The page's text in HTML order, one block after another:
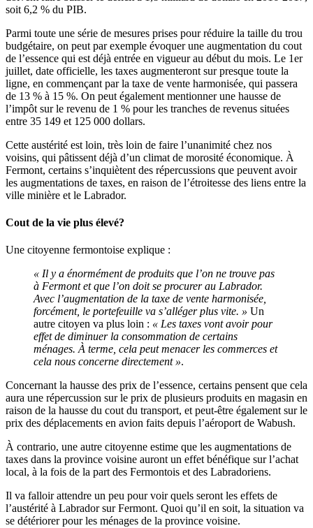
soit 6,2 % du PIB.
Parmi toute une série de mesures prises pour réduire la taille du trou
budgétaire, on peut par exemple évoquer une augmentation du cout
de l’essence qui est déjà entrée en vigueur au début du mois. Le 1er
juillet, date officielle, les taxes augmenteront sur presque toute la
ligne, en commençant par la taxe de vente harmonisée, qui passera
de 13 % à 15 %. On peut également mentionner une hausse de
l’impôt sur le revenu de 1 % pour les tranches de revenus situées
entre 35 149 et 125 000 dollars.
Cette austérité est loin, très loin de faire l’unanimité chez nos
voisins, qui pâtissent déjà d’un climat de morosité économique. À
Fermont, certains s’inquiètent des répercussions que peuvent avoir
les augmentations de taxes, en raison de l’étroitesse des liens entre la
ville minière et le Labrador.
Cout de la vie plus élevé?
Une citoyenne fermontoise explique :
« Il y a énormément de produits que l’on ne trouve pas
à Fermont et que l’on doit se procurer au Labrador.
Avec l’augmentation de la taxe de vente harmonisée,
forcément, le portefeuille va s’alléger plus vite. » Un
autre citoyen va plus loin : « Les taxes vont avoir pour
effet de diminuer la consommation de certains
ménages. À terme, cela peut menacer les commerces et
cela nous concerne directement ».
Concernant la hausse des prix de l’essence, certains pensent que cela
aura une répercussion sur le prix de plusieurs produits en magasin en
raison de la hausse du cout du transport, et peut-être également sur le
prix des déplacements en avion faits depuis l’aéroport de Wabush.
À contrario, une autre citoyenne estime que les augmentations de
taxes dans la province voisine auront un effet bénéfique sur l’achat
local, à la fois de la part des Fermontois et des Labradoriens.
Il va falloir attendre un peu pour voir quels seront les effets de
l’austérité à Labrador sur Fermont. Quoi qu’il en soit, la situation va
se détériorer pour les ménages de la province voisine.